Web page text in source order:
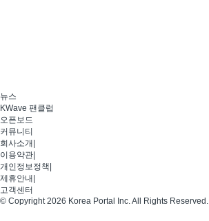
뉴스
KWave 팬클럽
오픈보드
커뮤니티
회사소개
이용약관
개인정보정책
제휴안내
고객센터
© Copyright 2026 Korea Portal Inc. All Rights Reserved.